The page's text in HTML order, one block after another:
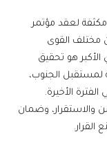
لعقد مؤتمر
مختلف القوى
الأكبر هو تحقيق
لمستقبل الجنوب،
الأخيرة.
والاستقرار، وضمان